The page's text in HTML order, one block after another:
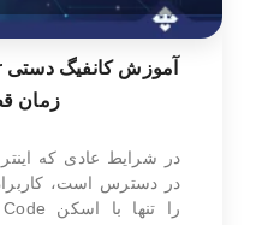
زمان
در شرایط عادی که